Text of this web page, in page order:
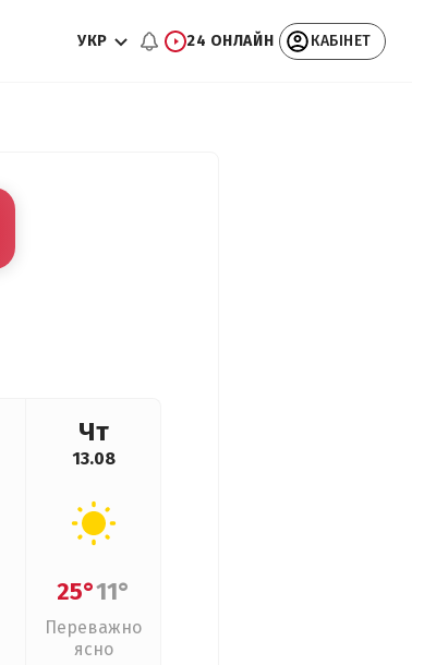
УКР 24 ОНЛАЙН КАБІНЕТ
Чт
13.08
25°11°
Переважно
ясно